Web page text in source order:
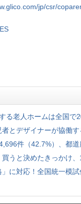
jp/csr/
る老人ホームは全国で
とデザイナーが協働す
件（42.7%）、都道
うと決めたきっかけ、
に対応！全国統一模試